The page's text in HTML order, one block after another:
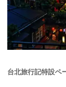
台北旅行記特設ペ